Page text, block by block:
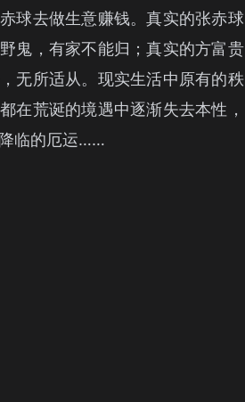
球去做生意赚钱。真实的张赤球
鬼，有家不能归；真实的方富贵
无所适从。现实生活中原有的秩
在荒诞的境遇中逐渐失去本性，
临的厄运……